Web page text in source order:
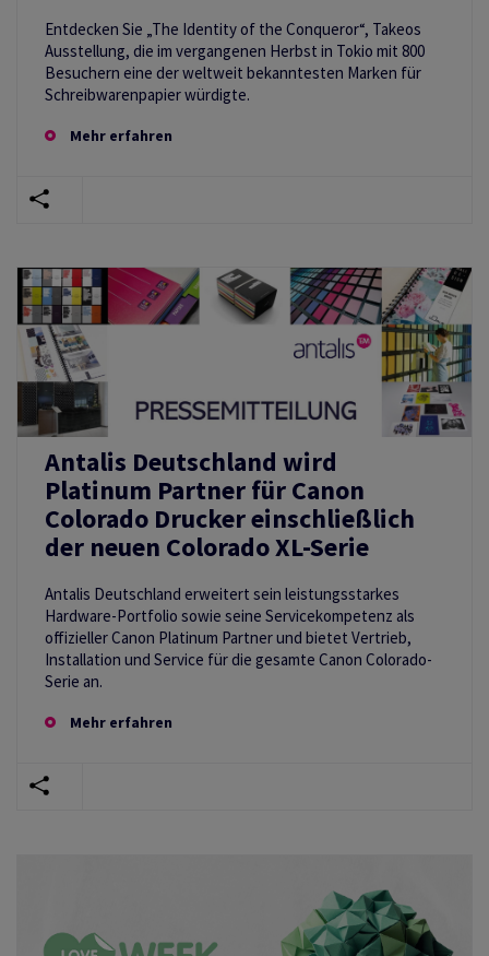
Entdecken Sie „The Identity of the Conqueror“, Takeos
Ausstellung, die im vergangenen Herbst in Tokio mit 800
Besuchern eine der weltweit bekanntesten Marken für
Schreibwarenpapier würdigte.
Mehr erfahren
Antalis Deutschland wird
Platinum Partner für Canon
Colorado Drucker einschließlich
der neuen Colorado XL-Serie
Antalis Deutschland erweitert sein leistungsstarkes
Hardware-Portfolio sowie seine Servicekompetenz als
offizieller Canon Platinum Partner und bietet Vertrieb,
Installation und Service für die gesamte Canon Colorado-
Serie an.
Mehr erfahren